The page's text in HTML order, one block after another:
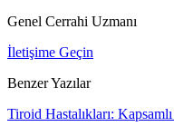
Genel Cerrahi Uzmanı
İletişime Geçin
Benzer Yazılar
Tiroid Hastalıkları: